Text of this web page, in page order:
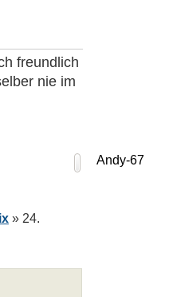
freundlich
nie im
» 24.
Andy-67